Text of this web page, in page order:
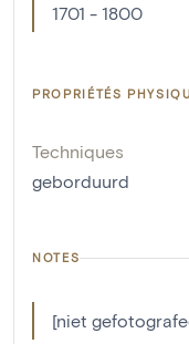
1701 - 1800
PROPRIÉTÉS
Techniques
geborduurd
NOTES
[niet